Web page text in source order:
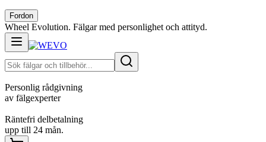
Fordon
Wheel Evolution. Fälgar med personlighet och attityd.
Personlig rådgivning
av fälgexperter
Räntefri delbetalning
upp till 24 mån.